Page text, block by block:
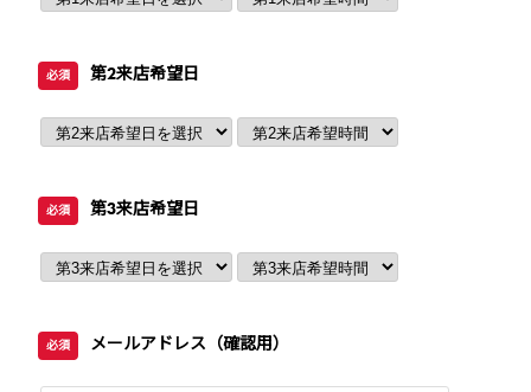
必須 第2来店希望日
必須 第3来店希望日
必須 メールアドレス（確認用）